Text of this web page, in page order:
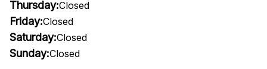
Thursday:Closed
Friday:Closed
Saturday:Closed
Sunday:Closed